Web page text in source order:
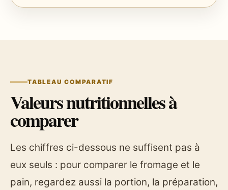
TABLEAU COMPARATIF
Valeurs nutritionnelles à
comparer
Les chiffres ci-dessous ne suffisent pas à
eux seuls : pour comparer le fromage et le
pain, regardez aussi la portion, la préparation,